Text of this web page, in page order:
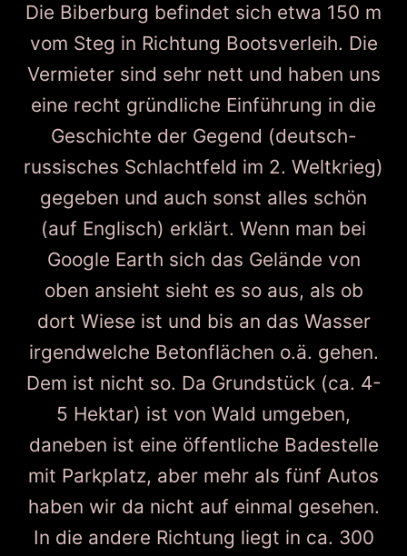
Die Biberburg befindet sich etwa 150 m
vom Steg in Richtung Bootsverleih. Die
Vermieter sind sehr nett und haben uns
eine recht gründliche Einführung in die
Geschichte der Gegend (deutsch-
russisches Schlachtfeld im 2. Weltkrieg)
gegeben und auch sonst alles schön
(auf Englisch) erklärt. Wenn man bei
Google Earth sich das Gelände von
oben ansieht sieht es so aus, als ob
dort Wiese ist und bis an das Wasser
irgendwelche Betonflächen o.ä. gehen.
Dem ist nicht so. Da Grundstück (ca. 4-
5 Hektar) ist von Wald umgeben,
daneben ist eine öffentliche Badestelle
mit Parkplatz, aber mehr als fünf Autos
haben wir da nicht auf einmal gesehen.
In die andere Richtung liegt in ca. 300